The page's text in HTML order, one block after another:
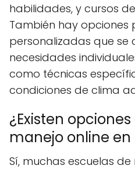
habilidades, y cursos
También hay opciones
personalizadas que
necesidades
como técnicas
condiciones de clima
¿Existen
manejo online en
Sí, muchas escuelas de